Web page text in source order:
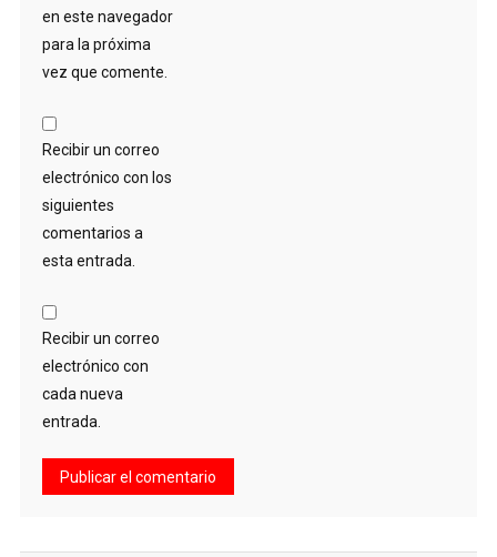
en este navegador
para la próxima
vez que comente.
Recibir un correo
electrónico con los
siguientes
comentarios a
esta entrada.
Recibir un correo
electrónico con
cada nueva
entrada.